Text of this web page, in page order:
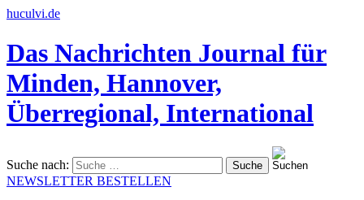
huculvi.de
Das Nachrichten Journal für
Minden, Hannover,
Überregional, International
Suche nach:
NEWSLETTER BESTELLEN